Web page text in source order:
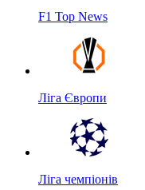
F1 Top News
Ліга Європи
Ліга чемпіонів